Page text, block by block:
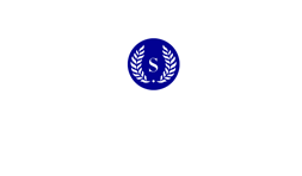
© 2026 CERAMICHE
Ceramiche Marca Corona
Via Emilia Romagna 7,
T: +39 0536 867200